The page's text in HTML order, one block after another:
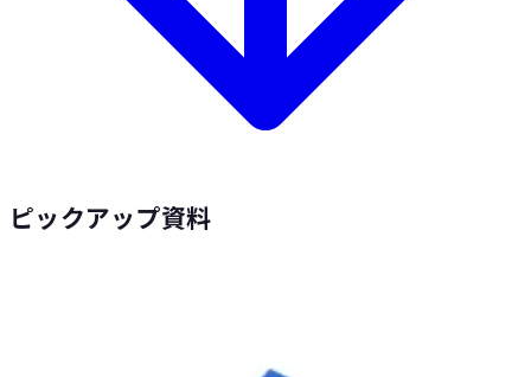
ピックアップ資料